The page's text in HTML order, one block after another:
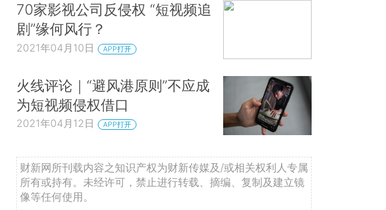
70家影视公司反侵权 “短视频追
剧”缘何风行？
2021年04月10日 APP打开
火线评论｜“避风港原则”不应成
为短视频侵权借口
2021年04月12日 APP打开
财新网所刊载内容之知识产权为财新传媒及/或相关权利人专属
所有或持有。未经许可，禁止进行转载、摘编、复制及建立镜
像等任何使用。